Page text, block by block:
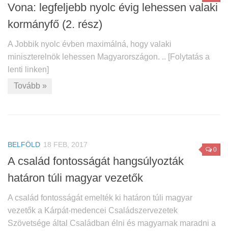
Vona: legfeljebb nyolc évig lehessen valaki
kormányfő (2. rész)
A Jobbik nyolc évben maximálná, hogy valaki
miniszterelnök lehessen Magyarországon. .. [Folytatás a
lenti linken]
Tovább »
0
BELFÖLD 18 FEB, 2017
A család fontosságát hangsúlyozták
határon túli magyar vezetők
A család fontosságát emelték ki határon túli magyar
vezetők a Kárpát-medencei Családszervezetek
Szövetsége által Családban élni és magyarnak maradni a